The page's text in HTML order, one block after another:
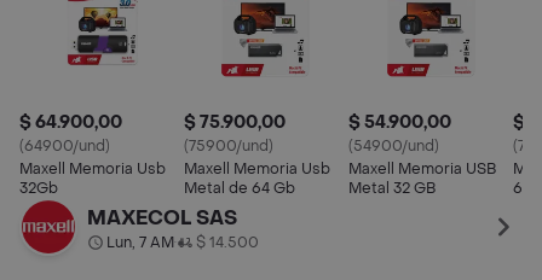
$ 64.900,00
(64900/und)
Maxell Memoria Usb
32Gb
$ 75.900,00
(75900/und)
Maxell Memoria Usb
Metal de 64 Gb
$ 54.900,00
(54900/und)
Maxell Memoria USB
Metal 32 GB
$
MAXECOL SAS
Lun, 7 AM• $ 14.500